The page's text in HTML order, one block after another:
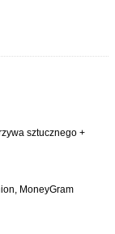
sztucznego +
MoneyGram